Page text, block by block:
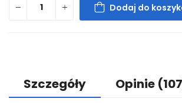
Dodaj do
Szczegóły Opinie